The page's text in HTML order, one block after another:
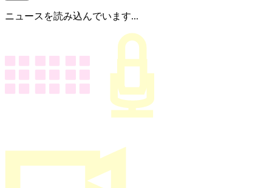
ニュースを読み込んでいます...